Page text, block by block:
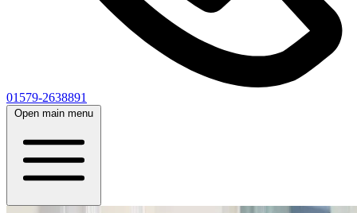
01579-2638891
Open main menu